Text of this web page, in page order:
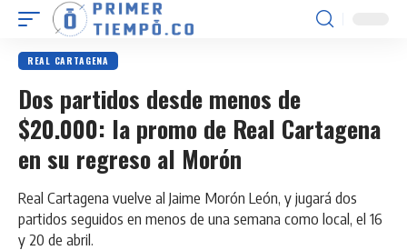
REAL CARTAGENA
Dos partidos desde menos de
$20.000: la promo de Real Cartagena
en su regreso al Morón
Real Cartagena vuelve al Jaime Morón León, y jugará dos
partidos seguidos en menos de una semana como local, el 16
y 20 de abril.